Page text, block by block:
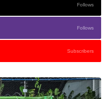
Follows
Follows
Subscribers